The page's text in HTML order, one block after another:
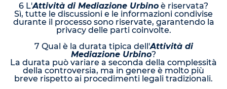
6 L'Attività di Mediazione Urbino è riservata?
Sì, tutte le discussioni e le informazioni condivise
durante il processo sono riservate, garantendo la
privacy delle parti coinvolte.
7 Qual è la durata tipica dell'Attività di
Mediazione Urbino?
La durata può variare a seconda della complessità
della controversia, ma in genere è molto più
breve rispetto ai procedimenti legali tradizionali.